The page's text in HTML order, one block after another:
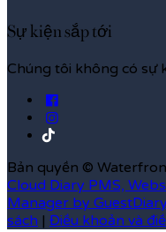
Sự kiện sắp tới
Chúng tôi không có sự
Bản quyền ©
Cloud Diary PMS,
Manager by
sách | Điều khoản và